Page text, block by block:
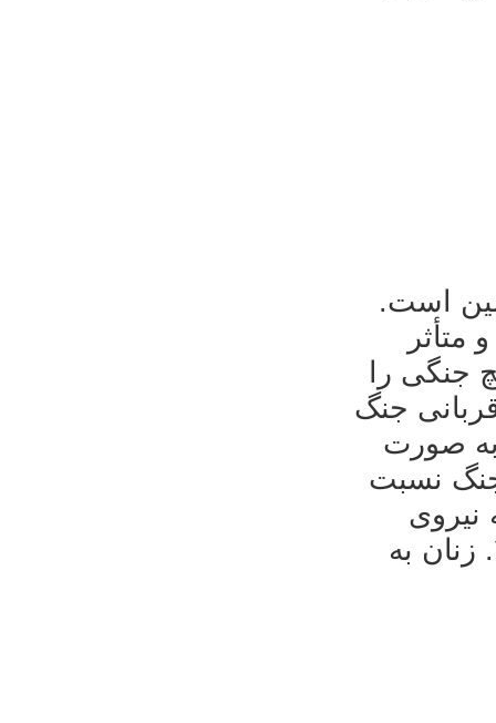
است.
جنگی را
جنگ
به صورت
نسبت
به مثابه نیروی
جنگ؛ ۳. زنان به مثابه پشتوانه سنگرهای جنگ و ۴. زنان به